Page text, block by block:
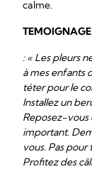
calme.
TEMOIGNAGE
: « Les pleurs
à mes enfants
téter pour le
Installez un
Reposez-vous
important.
vous. Pas pour
Profitez des